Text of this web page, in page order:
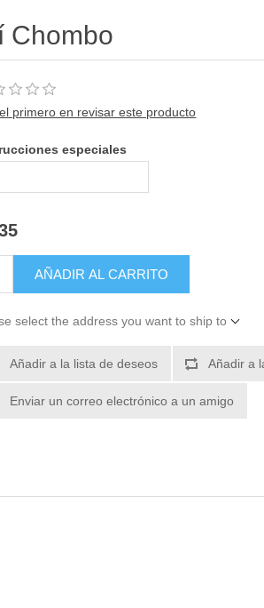
Chombo
primero en revisar este producto
especiales
select the address you want to ship to